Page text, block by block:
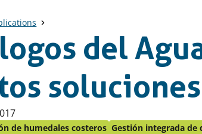
del
de humedales costeros Gestión integrada de